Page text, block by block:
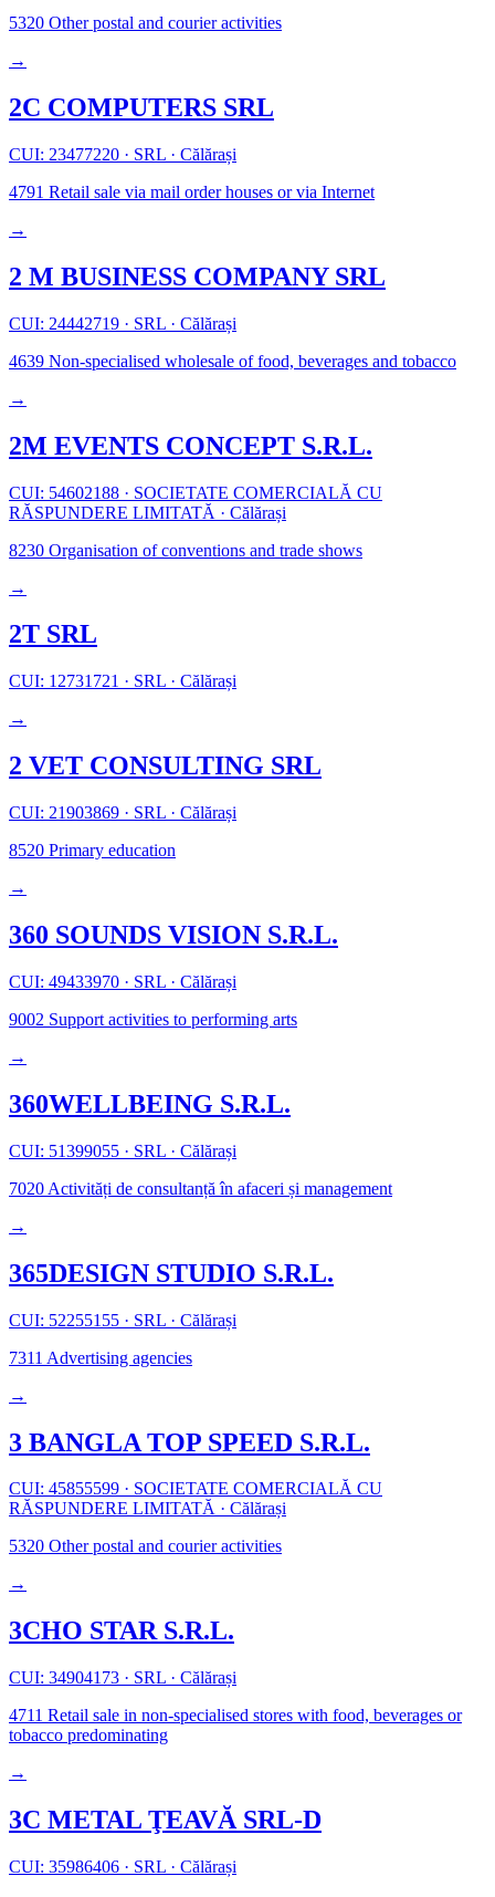
5320 Other postal and courier activities
→
2C COMPUTERS SRL
CUI: 23477220 · SRL · Călărași
4791 Retail sale via mail order houses or via Internet
→
2 M BUSINESS COMPANY SRL
CUI: 24442719 · SRL · Călărași
4639 Non-specialised wholesale of food, beverages and tobacco
→
2M EVENTS CONCEPT S.R.L.
CUI: 54602188 · SOCIETATE COMERCIALĂ CU
RĂSPUNDERE LIMITATĂ · Călărași
8230 Organisation of conventions and trade shows
→
2T SRL
CUI: 12731721 · SRL · Călărași
→
2 VET CONSULTING SRL
CUI: 21903869 · SRL · Călărași
8520 Primary education
→
360 SOUNDS VISION S.R.L.
CUI: 49433970 · SRL · Călărași
9002 Support activities to performing arts
→
360WELLBEING S.R.L.
CUI: 51399055 · SRL · Călărași
7020 Activități de consultanță în afaceri și management
→
365DESIGN STUDIO S.R.L.
CUI: 52255155 · SRL · Călărași
7311 Advertising agencies
→
3 BANGLA TOP SPEED S.R.L.
CUI: 45855599 · SOCIETATE COMERCIALĂ CU
RĂSPUNDERE LIMITATĂ · Călărași
5320 Other postal and courier activities
→
3CHO STAR S.R.L.
CUI: 34904173 · SRL · Călărași
4711 Retail sale in non-specialised stores with food, beverages or
tobacco predominating
→
3C METAL ŢEAVĂ SRL-D
CUI: 35986406 · SRL · Călărași